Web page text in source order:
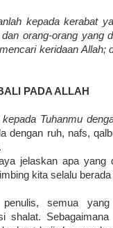
kepada kerabat
orang-orang yang
keridaan Allah;
PADA ALLAH
kepada Tuhanmu
dengan ruh, nafs,
jelaskan apa yang
kita selalu
penulis, semua
shalat.